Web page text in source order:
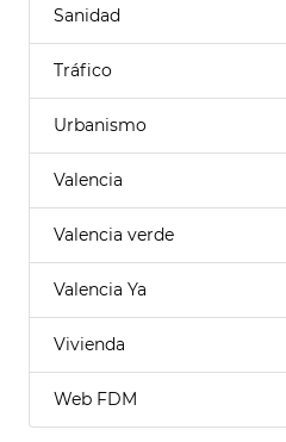
Sanidad
Tráfico
Urbanismo
Valencia
Valencia verde
Valencia Ya
Vivienda
Web FDM